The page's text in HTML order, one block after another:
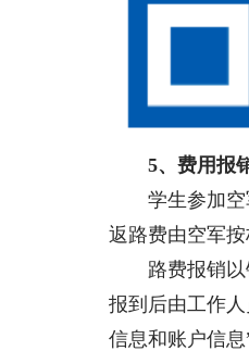
5、费用报
学生参加空军
返路费由空军按
路费报销以银
报到后由工作
信息和账户信